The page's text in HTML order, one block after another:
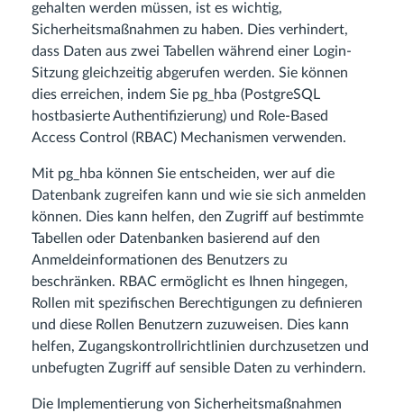
gehalten werden müssen, ist es wichtig,
Sicherheitsmaßnahmen zu haben. Dies verhindert,
dass Daten aus zwei Tabellen während einer Login-
Sitzung gleichzeitig abgerufen werden. Sie können
dies erreichen, indem Sie pg_hba (PostgreSQL
hostbasierte Authentifizierung) und Role-Based
Access Control (RBAC) Mechanismen verwenden.
Mit pg_hba können Sie entscheiden, wer auf die
Datenbank zugreifen kann und wie sie sich anmelden
können. Dies kann helfen, den Zugriff auf bestimmte
Tabellen oder Datenbanken basierend auf den
Anmeldeinformationen des Benutzers zu
beschränken. RBAC ermöglicht es Ihnen hingegen,
Rollen mit spezifischen Berechtigungen zu definieren
und diese Rollen Benutzern zuzuweisen. Dies kann
helfen, Zugangskontrollrichtlinien durchzusetzen und
unbefugten Zugriff auf sensible Daten zu verhindern.
Die Implementierung von Sicherheitsmaßnahmen